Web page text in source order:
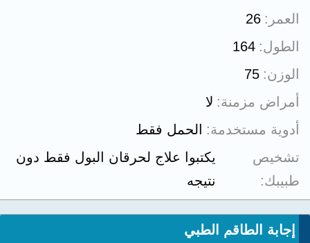
العمر
26
الطول 164
الوزن 75
أمراض مزمنة لا
أدوية مستخدمة
الحمل فقط
تشخيص
طبيبك
يكتبوا علاج لحرقان البول فقط دون
نتيجه
إجابة الطاقم الطبي